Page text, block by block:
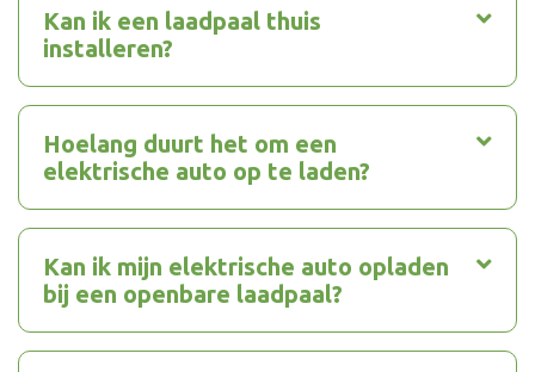
Kan ik een laadpaal thuis
installeren?
Hoelang duurt het om een
elektrische auto op te laden?
Kan ik mijn elektrische auto opladen
bij een openbare laadpaal?